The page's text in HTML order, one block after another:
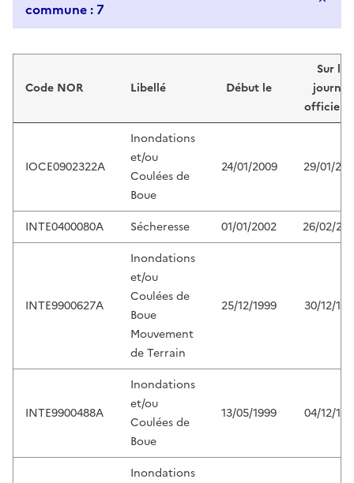
commune : 7
Code NOR Libellé Début le
Sur le
journal
officiel
IOCE0902322A
Inondations
et/ou
Coulées de
Boue
24/01/2009 29/01/
INTE0400080A Sécheresse 01/01/2002 26/02/
INTE9900627A
Inondations
et/ou
Coulées de
Boue
Mouvement
de Terrain
25/12/1999 30/12/
INTE9900488A
Inondations
et/ou
Coulées de
Boue
13/05/1999 04/12/
Inondations